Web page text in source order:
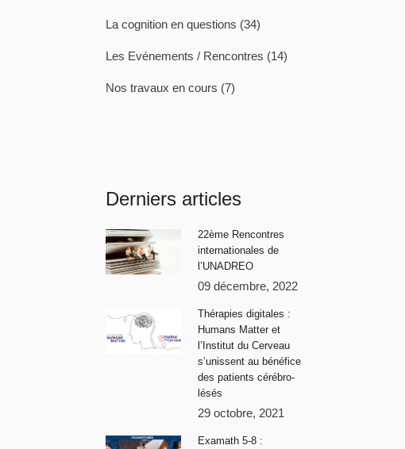
La cognition en questions (34)
Les Evénements / Rencontres (14)
Nos travaux en cours (7)
Derniers articles
22ème Rencontres
internationales de
l’UNADREO
09 décembre, 2022
Thérapies digitales :
Humans Matter et
l’Institut du Cerveau
s’unissent au bénéfice
des patients cérébro-
lésés
29 octobre, 2021
Examath 5-8 :